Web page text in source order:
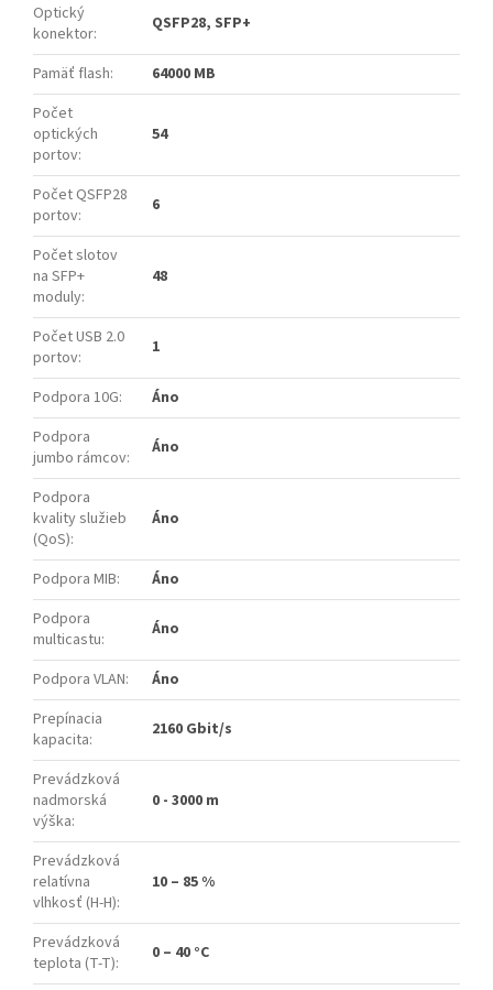
Optický
konektor: QSFP28, SFP+
Pamäť flash:
64000 MB
Počet
optických
portov:
54
Počet QSFP28
portov: 6
Počet slotov
na SFP+
moduly:
48
Počet USB 2.0
portov: 1
Podpora 10G:
Áno
Podpora
jumbo rámcov: Áno
Podpora
kvality služieb
(QoS):
Áno
Podpora MIB:
Áno
Podpora
multicastu: Áno
Podpora VLAN:
Áno
Prepínacia
kapacita: 2160 Gbit/s
Prevádzková
nadmorská
výška:
0 - 3000 m
Prevádzková
relatívna
vlhkosť (H-H):
10 – 85 %
Prevádzková
teplota (T-T): 0 – 40 °C